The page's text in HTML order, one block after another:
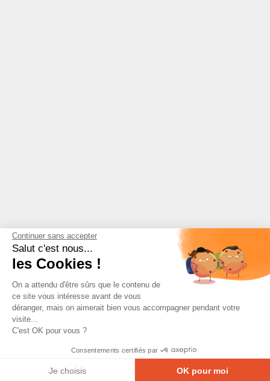
Continuer sans accepter
Salut c'est nous...
les Cookies !
On a attendu d'être sûrs que le contenu de
ce site vous intéresse avant de vous
déranger, mais on aimerait bien vous accompagner pendant votre
visite...
C'est OK pour vous ?
Consentements certifiés par
Je choisis OK pour moi